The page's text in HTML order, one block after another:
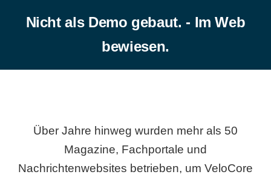
Nicht als Demo gebaut. - Im Web
bewiesen.
Über Jahre hinweg wurden mehr als 50
Magazine, Fachportale und
Nachrichtenwebsites betrieben, um VeloCore